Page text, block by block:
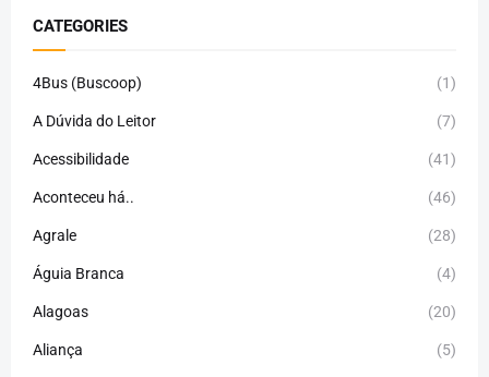
CATEGORIES
4Bus (Buscoop) (1)
A Dúvida do Leitor (7)
Acessibilidade (41)
Aconteceu há.. (46)
Agrale (28)
Águia Branca (4)
Alagoas (20)
Aliança (5)